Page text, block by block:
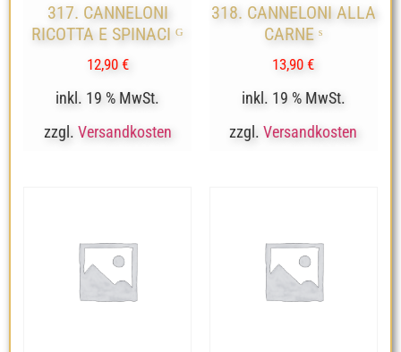
317. CANNELONI
RICOTTA E SPINACI ᴳ
12,90 €
inkl. 19 % MwSt.
zzgl. Versandkosten
318. CANNELONI ALLA
CARNE ˢ
13,90€
inkl. 19 % MwSt.
zzgl.Versandkosten